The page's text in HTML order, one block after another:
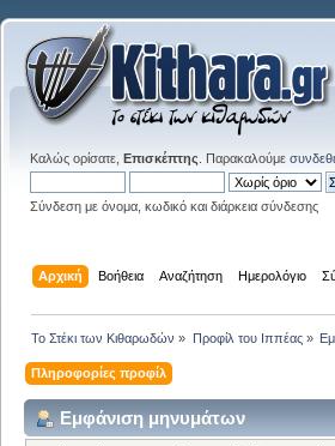
Καλώς ορίσατε, Επισκέπτης . Παρακαλούμε
Σύνδεση με όνομα, κωδικό και διάρκεια σύνδεσης
Αρχική Βοήθεια Αναζήτηση Ημερολόγιο
Το Στέκι των Κιθαρωδών » Προφίλ του Ιππέας»
Πληροφορίες προφίλ
Εμφάνιση μηνυμάτων